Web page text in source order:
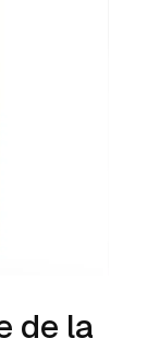
de la